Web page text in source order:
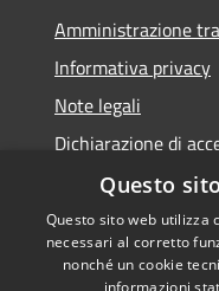
Amministrazione
Informativa privacy
Note legali
Dichiarazione di
Questo
Questo sito web utilizza
necessari al corretto
nonché un cookie
informazioni